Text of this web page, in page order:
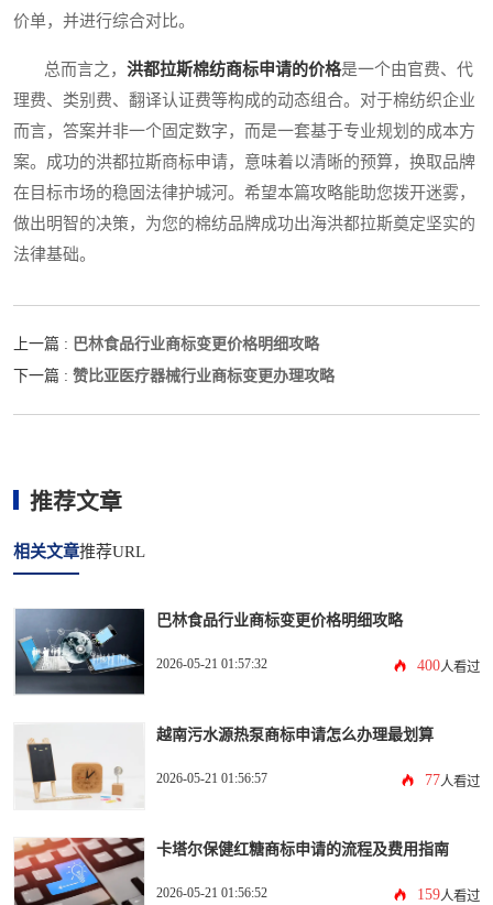
价单，并进行综合对比。
总而言之， 洪都拉斯棉纺商标申请的价格是一个由官费、代
理费、类别费、翻译认证费等构成的动态组合。对于棉纺织企业
而言，答案并非一个固定数字，而是一套基于专业规划的成本方
案。成功的洪都拉斯商标申请，意味着以清晰的预算，换取品牌
在目标市场的稳固法律护城河。希望本篇攻略能助您拨开迷雾，
做出明智的决策，为您的棉纺品牌成功出海洪都拉斯奠定坚实的
法律基础。
上一篇 : 巴林食品行业商标变更价格明细攻略
下一篇 : 赞比亚医疗器械行业商标变更办理攻略
推荐文章
相关文章推荐URL
巴林食品行业商标变更价格明细攻略
2026-05-21 01:57:32 400人看过
越南污水源热泵商标申请怎么办理最划算
2026-05-21 01:56:57 77人看过
卡塔尔保健红糖商标申请的流程及费用指南
2026-05-21 01:56:52 159人看过